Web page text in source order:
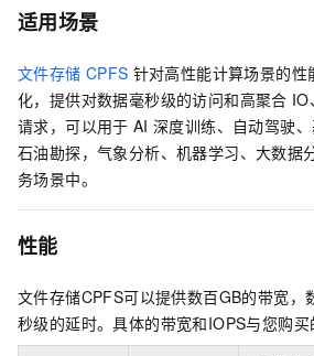
适用场景
文件存储 CPFS 针对高性能计算场景的
化，提供对数据毫秒级的访问和高聚合 IO
请求，可以用于 AI 深度训练、自动驾驶
石油勘探，气象分析、机器学习、大数据
务场景中。
性能
文件存储CPFS可以提供数百GB的带宽，
秒级的延时。具体的带宽和IOPS与您购买